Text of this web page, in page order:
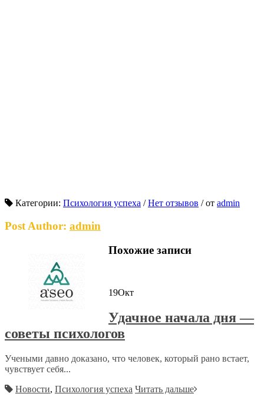
Категории: Психология успеха / Нет отзывов /от admin
Post Author: admin
Похожие записи
19Окт
Удачное начала дня —
советы психологов
Учеными давно доказано, что человек, который рано встает,
чувствует себя...
Новости, Психология успеха Читать дальше